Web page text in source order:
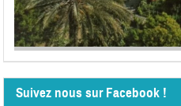
Suivez nous sur Facebook !